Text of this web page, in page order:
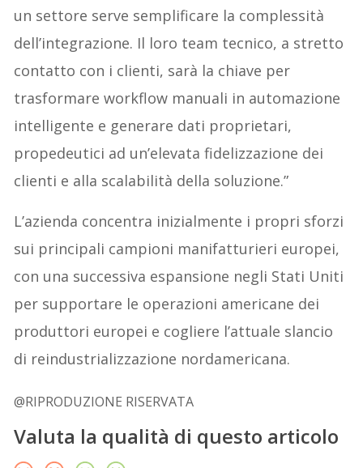
un settore serve semplificare la complessità
dell’integrazione. Il loro team tecnico, a stretto
contatto con i clienti, sarà la chiave per
trasformare workflow manuali in automazione
intelligente e generare dati proprietari,
propedeutici ad un’elevata fidelizzazione dei
clienti e alla scalabilità della soluzione.”
L’azienda concentra inizialmente i propri sforzi
sui principali campioni manifatturieri europei,
con una successiva espansione negli Stati Uniti
per supportare le operazioni americane dei
produttori europei e cogliere l’attuale slancio
di reindustrializzazione nordamericana.
@RIPRODUZIONE RISERVATA
Valuta la qualità di questo articolo